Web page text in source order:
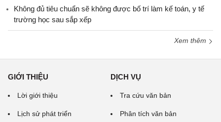
Không đủ tiêu chuẩn sẽ không được bố trí làm kế toán, y tế
trường học sau sắp xếp
Xem thêm
GIỚI THIỆU
Lời giới thiệu
Lịch sử phát triển
DỊCH VỤ
Tra cứu văn bản
Phân tích văn bản